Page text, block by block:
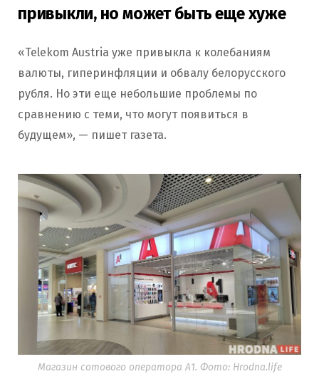
привыкли, но может быть еще хуже
«Telekom Austria уже привыкла к колебаниям
валюты, гиперинфляции и обвалу белорусского
рубля. Но эти еще небольшие проблемы по
сравнению с теми, что могут появиться в
будущем», — пишет газета.
Магазин сотового оператора А1. Фото: Hrodna.life